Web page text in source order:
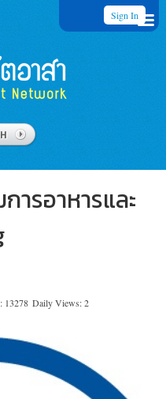
Sign In
ารอาหารและ
13278 Daily Views: 2